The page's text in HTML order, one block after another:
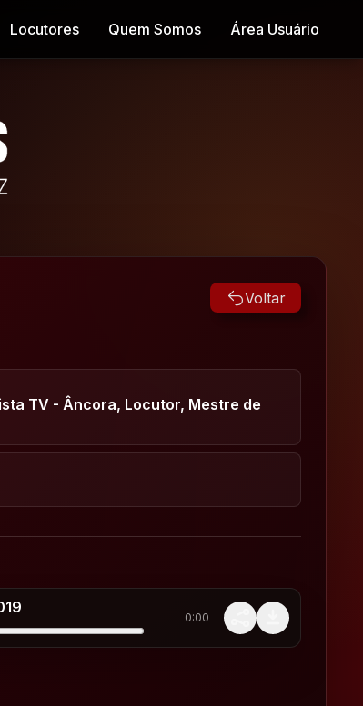
Locutores Quem Somos Área Usuário
Voltar
TV - Âncora, Locutor, Mestre de
0:00